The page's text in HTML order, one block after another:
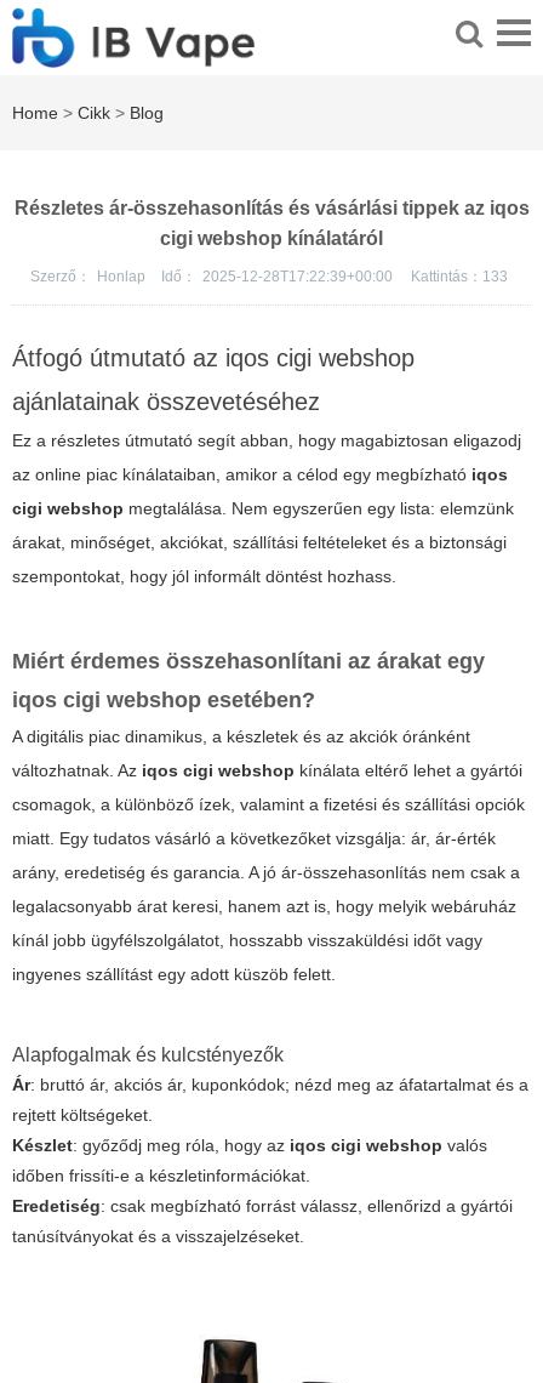
Home > Cikk > Blog
Részletes ár-összehasonlítás és vásárlási tippek az iqos
cigi webshop kínálatáról
Szerző： Honlap Idő： 2025-12-28T17:22:39+00:00 Kattintás： 133
Átfogó útmutató az iqos cigi webshop
ajánlatainak összevetéséhez
Ez a részletes útmutató segít abban, hogy magabiztosan eligazodj
az online piac kínálataiban, amikor a célod egy megbízható iqos
cigi webshop megtalálása. Nem egyszerűen egy lista: elemzünk
árakat, minőséget, akciókat, szállítási feltételeket és a biztonsági
szempontokat, hogy jól informált döntést hozhass.
Miért érdemes összehasonlítani az árakat egy
iqos cigi webshop esetében?
A digitális piac dinamikus, a készletek és az akciók óránként
változhatnak. Az iqos cigi webshop kínálata eltérő lehet a gyártói
csomagok, a különböző ízek, valamint a fizetési és szállítási opciók
miatt. Egy tudatos vásárló a következőket vizsgálja: ár, ár-érték
arány, eredetiség és garancia. A jó ár-összehasonlítás nem csak a
legalacsonyabb árat keresi, hanem azt is, hogy melyik webáruház
kínál jobb ügyfélszolgálatot, hosszabb visszaküldési időt vagy
ingyenes szállítást egy adott küszöb felett.
Alapfogalmak és kulcstényezők
Ár: bruttó ár, akciós ár, kuponkódok; nézd meg az áfatartalmat és a
rejtett költségeket.
Készlet: győződj meg róla, hogy az iqos cigi webshop valós
időben frissíti-e a készletinformációkat.
Eredetiség: csak megbízható forrást válassz, ellenőrizd a gyártói
tanúsítványokat és a visszajelzéseket.